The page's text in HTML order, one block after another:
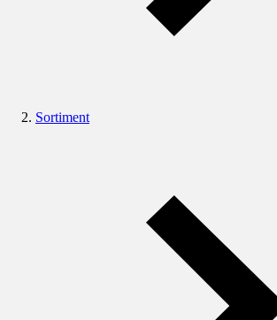
Sortiment